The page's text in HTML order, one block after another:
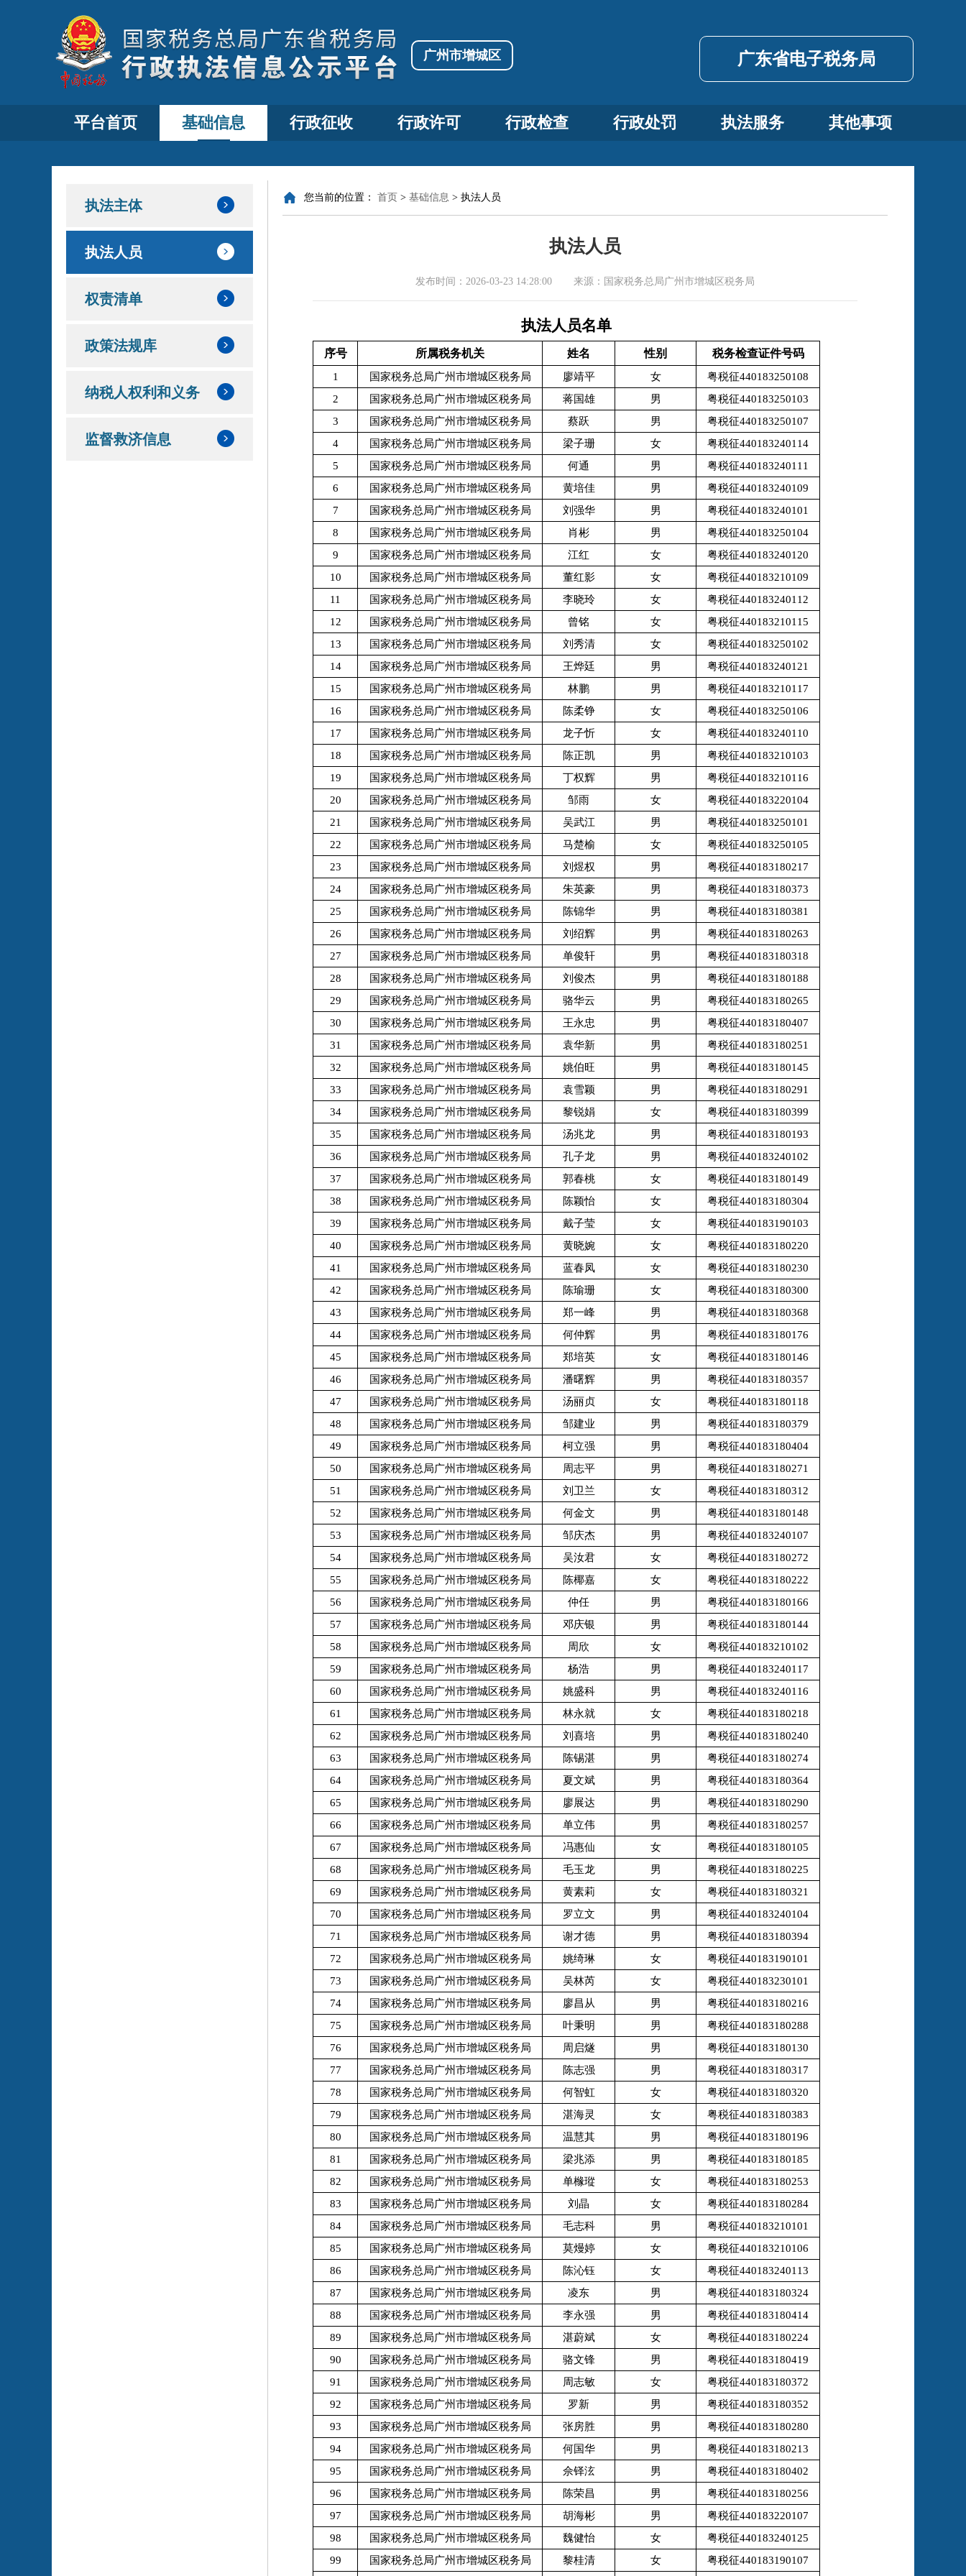
广州市增城区 广东省电子税务局
平台首页 基础信息 行政征收 行政许可 行政检查 行政处罚 执法服务 其他事项
执法主体
执法人员
权责清单
政策法规库
纳税人权利和义务
监督救济信息
您当前的位置： 首页 > 基础信息 > 执法人员
执法人员
发布时间： 2026-03-23 14:28:00 来源： 国家税务总局广州市增城区税务局
执法人员名单
序号 所属税务机关 姓名 性别 税务检查证件号码
1 国家税务总局广州市增城区税务局 廖靖平 女
粤税征440183250108
2
国家税务总局广州市增城区税务局 蒋国雄 男
粤税征440183250103
3
国家税务总局广州市增城区税务局 蔡跃 男
粤税征440183250107
4
国家税务总局广州市增城区税务局 梁子珊 女
粤税征440183240114
5
国家税务总局广州市增城区税务局 何通 男
粤税征440183240111
6
国家税务总局广州市增城区税务局 黄培佳 男
粤税征440183240109
7
国家税务总局广州市增城区税务局 刘强华 男
粤税征440183240101
8
国家税务总局广州市增城区税务局 肖彬 男
粤税征440183250104
9
国家税务总局广州市增城区税务局 江红 女
粤税征440183240120
10
国家税务总局广州市增城区税务局 董红影 女
粤税征440183210109
11
国家税务总局广州市增城区税务局 李晓玲 女
粤税征440183240112
12
国家税务总局广州市增城区税务局 曾铭 女
粤税征440183210115
13
国家税务总局广州市增城区税务局 刘秀清 女
粤税征440183250102
14
国家税务总局广州市增城区税务局 王烨廷 男
粤税征440183240121
15
国家税务总局广州市增城区税务局 林鹏 男
粤税征440183210117
16
国家税务总局广州市增城区税务局 陈柔铮 女
粤税征440183250106
17
国家税务总局广州市增城区税务局 龙子忻 女
粤税征440183240110
18
国家税务总局广州市增城区税务局 陈正凯 男
粤税征440183210103
19
国家税务总局广州市增城区税务局 丁权辉 男
粤税征440183210116
20
国家税务总局广州市增城区税务局 邹雨 女
粤税征440183220104
21
国家税务总局广州市增城区税务局 吴武江 男
粤税征440183250101
22
国家税务总局广州市增城区税务局 马楚榆 女
粤税征440183250105
23
国家税务总局广州市增城区税务局 刘煜权 男
粤税征440183180217
24
国家税务总局广州市增城区税务局 朱英豪 男
粤税征440183180373
25
国家税务总局广州市增城区税务局 陈锦华 男
粤税征440183180381
26
国家税务总局广州市增城区税务局 刘绍辉 男
粤税征440183180263
27
国家税务总局广州市增城区税务局 单俊轩 男
粤税征440183180318
28
国家税务总局广州市增城区税务局 刘俊杰 男
粤税征440183180188
29
国家税务总局广州市增城区税务局 骆华云 男
粤税征440183180265
30
国家税务总局广州市增城区税务局 王永忠 男
粤税征440183180407
31
国家税务总局广州市增城区税务局 袁华新 男
粤税征440183180251
32
国家税务总局广州市增城区税务局 姚伯旺 男
粤税征440183180145
33
国家税务总局广州市增城区税务局 袁雪颖 男
粤税征440183180291
34
国家税务总局广州市增城区税务局 黎锐娟 女
粤税征440183180399
35
国家税务总局广州市增城区税务局 汤兆龙 男
粤税征440183180193
36
国家税务总局广州市增城区税务局 孔子龙 男
粤税征440183240102
37
国家税务总局广州市增城区税务局 郭春桃 女
粤税征440183180149
38
国家税务总局广州市增城区税务局 陈颖怡 女
粤税征440183180304
39
国家税务总局广州市增城区税务局 戴子莹 女
粤税征440183190103
40
国家税务总局广州市增城区税务局 黄晓婉 女
粤税征440183180220
41
国家税务总局广州市增城区税务局 蓝春凤 女
粤税征440183180230
42
国家税务总局广州市增城区税务局 陈瑜珊 女
粤税征440183180300
43
国家税务总局广州市增城区税务局 郑一峰 男
粤税征440183180368
44
国家税务总局广州市增城区税务局 何仲辉 男
粤税征440183180176
45
国家税务总局广州市增城区税务局 郑培英 女
粤税征440183180146
46
国家税务总局广州市增城区税务局 潘曙辉 男
粤税征440183180357
47
国家税务总局广州市增城区税务局 汤丽贞 女
粤税征440183180118
48
国家税务总局广州市增城区税务局 邹建业 男
粤税征440183180379
49
国家税务总局广州市增城区税务局 柯立强 男
粤税征440183180404
50
国家税务总局广州市增城区税务局 周志平 男
粤税征440183180271
51
国家税务总局广州市增城区税务局 刘卫兰 女
粤税征440183180312
52
国家税务总局广州市增城区税务局 何金文 男
粤税征440183180148
53
国家税务总局广州市增城区税务局 邹庆杰 男
粤税征440183240107
54
国家税务总局广州市增城区税务局 吴汝君 女
粤税征440183180272
55
国家税务总局广州市增城区税务局 陈椰嘉 女
粤税征440183180222
56
国家税务总局广州市增城区税务局 仲任 男
粤税征440183180166
57
国家税务总局广州市增城区税务局 邓庆银 男
粤税征440183180144
58
国家税务总局广州市增城区税务局 周欣 女
粤税征440183210102
59
国家税务总局广州市增城区税务局 杨浩 男
粤税征440183240117
60
国家税务总局广州市增城区税务局 姚盛科 男
粤税征440183240116
61
国家税务总局广州市增城区税务局 林永就 女
粤税征440183180218
62
国家税务总局广州市增城区税务局 刘喜培 男
粤税征440183180240
63
国家税务总局广州市增城区税务局 陈锡湛 男
粤税征440183180274
64
国家税务总局广州市增城区税务局 夏文斌 男
粤税征440183180364
65
国家税务总局广州市增城区税务局 廖展达 男
粤税征440183180290
66
国家税务总局广州市增城区税务局 单立伟 男
粤税征440183180257
67
国家税务总局广州市增城区税务局 冯惠仙 女
粤税征440183180105
68
国家税务总局广州市增城区税务局 毛玉龙 男
粤税征440183180225
69
国家税务总局广州市增城区税务局 黄素莉 女
粤税征440183180321
70
国家税务总局广州市增城区税务局 罗立文 男
粤税征440183240104
71
国家税务总局广州市增城区税务局 谢才德 男
粤税征440183180394
72
国家税务总局广州市增城区税务局 姚绮琳 女
粤税征440183190101
73
国家税务总局广州市增城区税务局 吴林芮 女
粤税征440183230101
74
国家税务总局广州市增城区税务局 廖昌从 男
粤税征440183180216
75
国家税务总局广州市增城区税务局 叶秉明 男
粤税征440183180288
76
国家税务总局广州市增城区税务局 周启燧 男
粤税征440183180130
77
国家税务总局广州市增城区税务局 陈志强 男
粤税征440183180317
78
国家税务总局广州市增城区税务局 何智虹 女
粤税征440183180320
79
国家税务总局广州市增城区税务局 湛海灵 女
粤税征440183180383
80
国家税务总局广州市增城区税务局 温慧其 男
粤税征440183180196
81
国家税务总局广州市增城区税务局 梁兆添 男
粤税征440183180185
82
国家税务总局广州市增城区税务局 单橼瑽 女
粤税征440183180253
83
国家税务总局广州市增城区税务局 刘晶 女
粤税征440183180284
84
国家税务总局广州市增城区税务局 毛志科 男
粤税征440183210101
85
国家税务总局广州市增城区税务局 莫熳婷 女
粤税征440183210106
86
国家税务总局广州市增城区税务局 陈沁钰 女
粤税征440183240113
87
国家税务总局广州市增城区税务局 凌东 男
粤税征440183180324
88
国家税务总局广州市增城区税务局 李永强 男
粤税征440183180414
89
国家税务总局广州市增城区税务局 湛蔚斌 女
粤税征440183180224
90
国家税务总局广州市增城区税务局 骆文锋 男
粤税征440183180419
91
国家税务总局广州市增城区税务局 周志敏 女
粤税征440183180372
92
国家税务总局广州市增城区税务局 罗新 男
粤税征440183180352
93
国家税务总局广州市增城区税务局 张房胜 男
粤税征440183180280
94
国家税务总局广州市增城区税务局 何国华 男
粤税征440183180213
95
国家税务总局广州市增城区税务局 佘铎泫 男
粤税征440183180402
96
国家税务总局广州市增城区税务局 陈荣昌 男
粤税征440183180256
97
国家税务总局广州市增城区税务局 胡海彬 男
粤税征440183220107
98
国家税务总局广州市增城区税务局 魏健怡 女
粤税征440183240125
99
国家税务总局广州市增城区税务局 黎桂清 女 粤税征440183190107